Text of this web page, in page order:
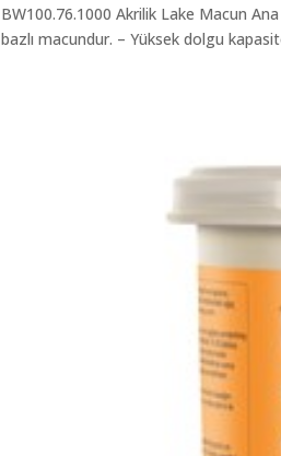
BW100.76.1000 Akrilik Lake Macun
bazlı macundur. – Yüksek dolgu